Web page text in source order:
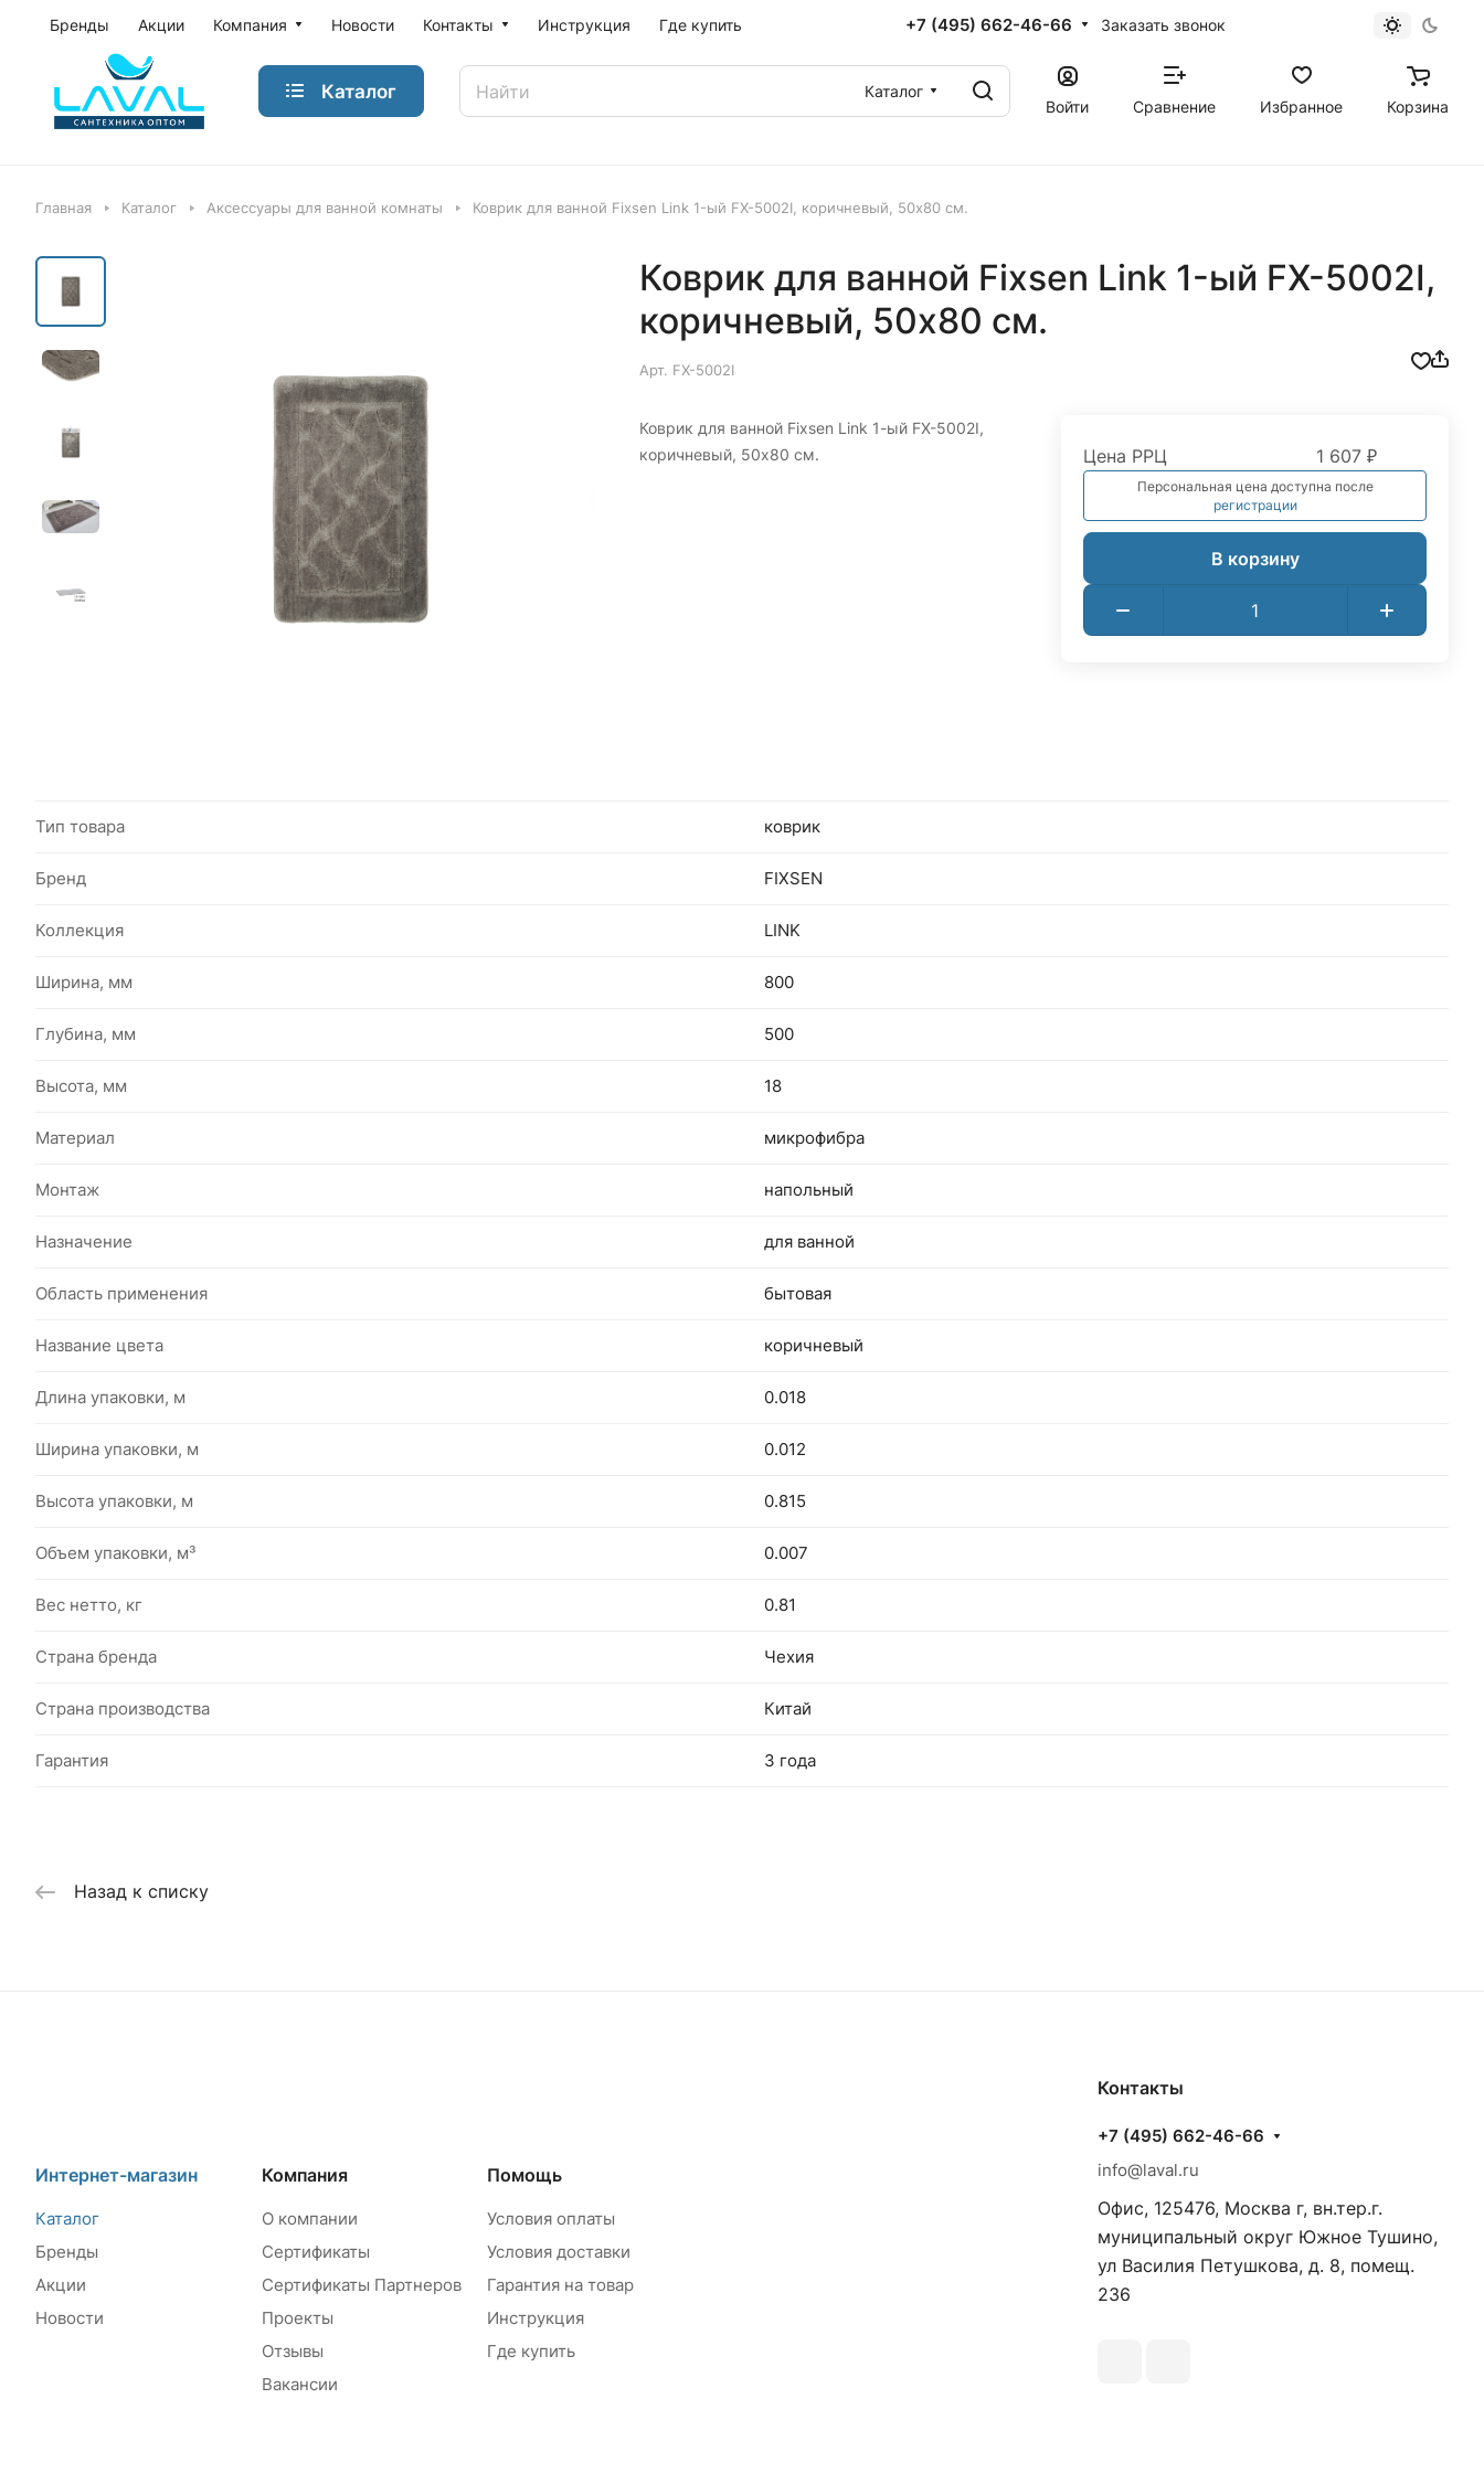
Бренды Акции Компания Новости Контакты Инструкция Где купить +7 (495) 662-46-66 Заказать звонок
Каталог
Каталог
Войти
Сравнение Избранное Корзина
Главная Каталог Аксессуары для ванной комнаты Коврик для ванной Fixsen Link 1-ый FX-5002I, коричневый, 50х80 см.
Коврик для ванной Fixsen Link 1-ый FX-5002I,
коричневый, 50х80 см.
Арт. FX-5002I
Коврик для ванной Fixsen Link 1-ый FX-5002I,
коричневый, 50х80 см.
Цена РРЦ 1 607 ₽
Персональная цена доступна после
регистрации
В корзину
Тип товара коврик
Бренд FIXSEN
Коллекция LINK
Ширина, мм 800
Глубина, мм 500
Высота, мм 18
Материал микрофибра
Монтаж напольный
Назначение для ванной
Область применения бытовая
Название цвета коричневый
Длина упаковки, м 0.018
Ширина упаковки, м 0.012
Высота упаковки, м 0.815
Объем упаковки, м³ 0.007
Вес нетто, кг 0.81
Страна бренда Чехия
Страна производства Китай
Гарантия 3 года
Назад к списку
Интернет-магазин
Каталог
Бренды
Акции
Новости
Компания
О компании
Сертификаты
Сертификаты Партнеров
Проекты
Отзывы
Вакансии
Помощь
Условия оплаты
Условия доставки
Гарантия на товар
Инструкция
Где купить
Контакты
+7 (495) 662-46-66
info@laval.ru
Офис, 125476, Москва г, вн.тер.г.
муниципальный округ Южное Тушино,
ул Василия Петушкова, д. 8, помещ.
236